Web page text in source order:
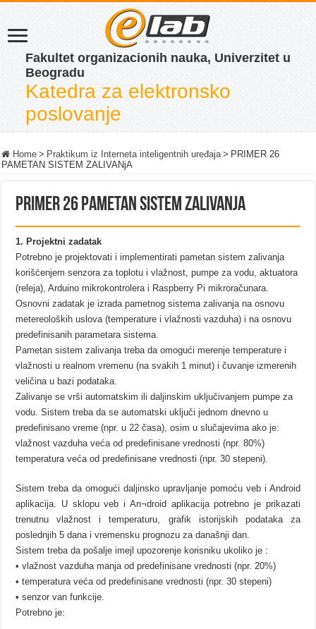
Fakultet organizacionih nauka, Univerzitet u
Beogradu
Katedra za elektronsko
poslovanje
Home > Praktikum iz Interneta inteligentnih uređaja > PRIMER 26
PAMETAN SISTEM ZALIVANjA
PRIMER 26 PAMETAN SISTEM ZALIVANjA
1. Projektni zadatak
Potrebno je projektovati i implementirati pametan sistem zalivanja
korišćenjem senzora za toplotu i vlažnost, pumpe za vodu, aktuatora
(releja), Arduino mikrokontrolera i Raspberry Pi mikroračunara.
Osnovni zadatak je izrada pametnog sistema zalivanja na osnovu
metereoloških uslova (temperature i vlažnosti vazduha) i na osnovu
predefinisanih parametara sistema.
Pametan sistem zalivanja treba da omogući merenje temperature i
vlažnosti u realnom vremenu (na svakih 1 minut) i čuvanje izmerenih
veličina u bazi podataka.
Zalivanje se vrši automatskim ili daljinskim uključivanjem pumpe za
vodu. Sistem treba da se automatski uključi jednom dnevno u
predefinisano vreme (npr. u 22 časa), osim u slučajevima ako je:
vlažnost vazduha veća od predefinisane vrednosti (npr. 80%)
temperatura veća od predefinisane vrednosti (npr. 30 stepeni).
Sistem treba da omogući daljinsko upravljanje pomoću veb i Android
aplikacija. U sklopu veb i An¬droid aplikacija potrebno je prikazati
trenutnu vlažnost i temperaturu, grafik istorijskih podataka za
poslednjih 5 dana i vremensku prognozu za današnji dan.
Sistem treba da pošalje imejl upozorenje korisniku ukoliko je :
• vlažnost vazduha manja od predefinisane vrednosti (npr. 20%)
• temperatura veća od predefinisane vrednosti (npr. 30 stepeni)
• senzor van funkcije.
Potrebno je: